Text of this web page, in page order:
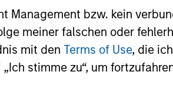
Management bzw. kein
meiner falschen oder
mit den Terms of Use, die
stimme zu“, um
für die künftige
steigen oder sinken. Alle
berechnet. Alle Performance-
Bitteklicken Sie hierfür
zu lesen sind.